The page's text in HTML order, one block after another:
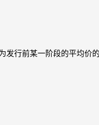
发行前某一阶段的平均价